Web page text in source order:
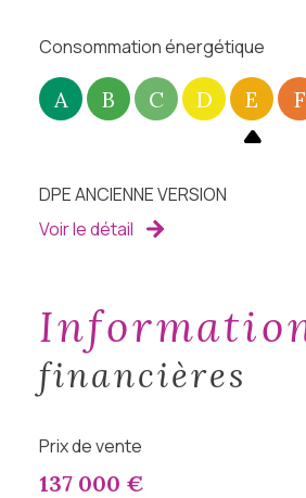
Consommation énergétique
A B C D E F
DPE ANCIENNE VERSION
Voir le détail
financières
Prix de vente
137 000 €